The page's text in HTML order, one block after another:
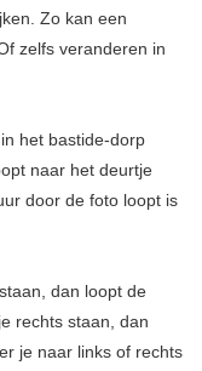
Zo kan een
zelfs veranderen in
het bastide-dorp
naar het deurtje
door de foto loopt is
dan loopt de
rechts staan, dan
je naar links of rechts